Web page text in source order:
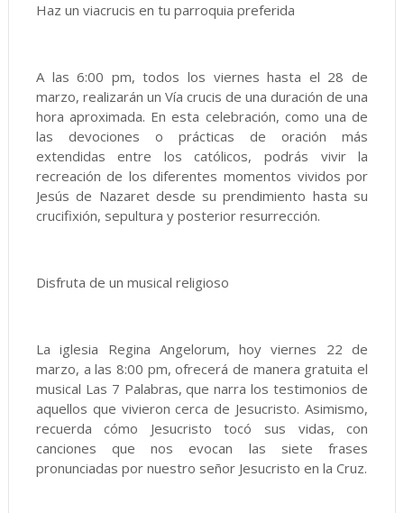
Haz un viacrucis en tu parroquia preferida
A las 6:00 pm, todos los viernes hasta el 28 de
marzo, realizarán un Vía crucis de una duración de una
hora aproximada. En esta celebración, como una de
las devociones o prácticas de oración más
extendidas entre los católicos, podrás vivir la
recreación de los diferentes momentos vividos por
Jesús de Nazaret desde su prendimiento hasta su
crucifixión, sepultura y posterior resurrección.
Disfruta de un musical religioso
La iglesia Regina Angelorum, hoy viernes 22 de
marzo, a las 8:00 pm, ofrecerá de manera gratuita el
musical Las 7 Palabras, que narra los testimonios de
aquellos que vivieron cerca de Jesucristo. Asimismo,
recuerda cómo Jesucristo tocó sus vidas, con
canciones que nos evocan las siete frases
pronunciadas por nuestro señor Jesucristo en la Cruz.